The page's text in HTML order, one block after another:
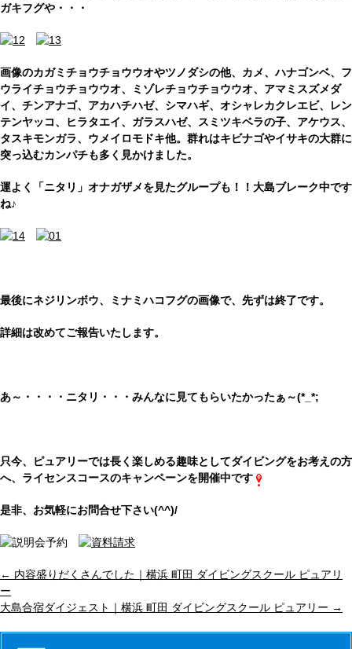
ガキフグや・・・
画像のカガミチョウチョウウオやツノダシの他、カメ、ハナゴンベ、フ
ウライチョウチョウウオ、ミゾレチョウチョウウオ、アマミスズメダ
イ、チンアナゴ、アカハチハゼ、シマハギ、オシャレカクレエビ、レン
テンヤッコ、ヒラタエイ、ガラスハゼ、スミツキベラの子、アケウス、
タスキモンガラ、ウメイロモドキ他。群れはキビナゴやイサキの大群に
突っ込むカンパチも多く見かけました。
運よく「ニタリ」オナガザメを見たグループも！！大島ブレーク中です
ね♪
最後にネジリンボウ、ミナミハコフグの画像で、先ずは終了です。
詳細は改めてご報告いたします。
あ～・・・・ニタリ・・・みんなに見てもらいたかったぁ～(*_*;
只今、ピュアリーでは長く楽しめる趣味としてダイビングをお考えの方
へ、ライセンスコースのキャンペーンを開催中です
是非、お気軽にお問合せ下さい(^^)/
← 内容盛りだくさんでした｜横浜 町田 ダイビングスクール ピュアリ
ー
大島合宿ダイジェスト｜横浜 町田 ダイビングスクール ピュアリー →